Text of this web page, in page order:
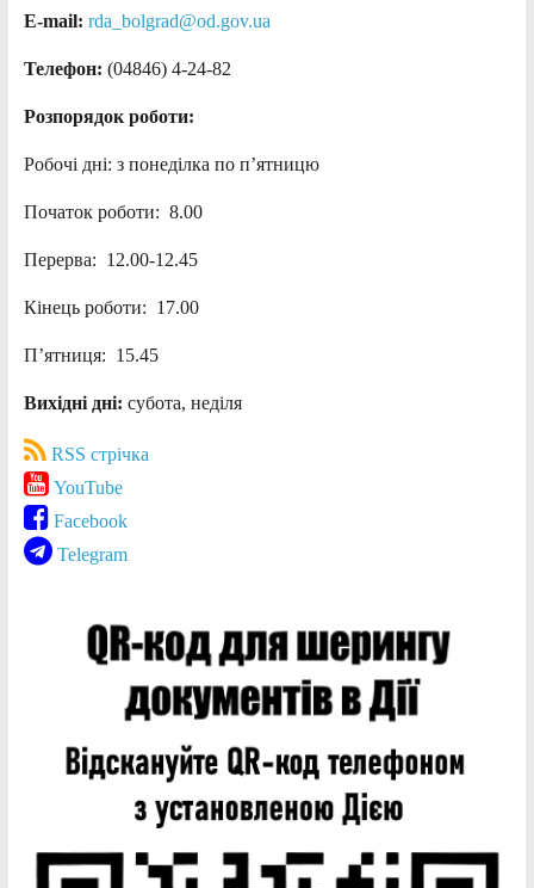
E-mail: rda_bolgrad@od.gov.ua
Телефон: (04846) 4-24-82
Розпорядок роботи:
Робочі дні: з понеділка по п’ятницю
Початок роботи: 8.00
Перерва: 12.00-12.45
Кінець роботи: 17.00
П’ятниця: 15.45
Вихідні дні: субота, неділя
RSS стрічка
YouTube
Facebook
Telegram